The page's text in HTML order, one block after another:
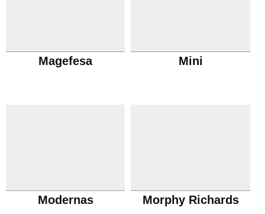
Magefesa Mini
Modernas Morphy Richards